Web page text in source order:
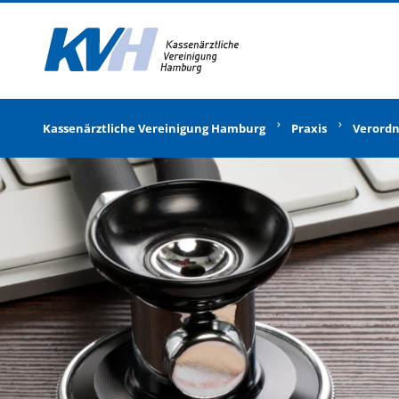
Kassenärztliche Vereinigung Hamburg Praxis